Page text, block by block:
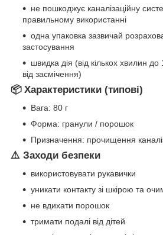
не пошкоджує каналізаційну
правильному використанні
одна упаковка зазвичай
застосування
швидка дія (від кількох хвилин
від засмічення)
📦 Характеристики (типові)
Вага: 80 г
Форма: гранули / порошок
Призначення: прочищення
⚠️ Заходи безпеки
використовувати рукавички
уникати контакту зі шкірою та
не вдихати порошок
тримати подалі від дітей